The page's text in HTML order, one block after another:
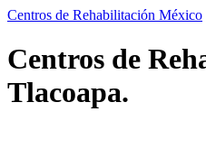
Centros de Rehabilitación México
Centros de
Tlacoapa.